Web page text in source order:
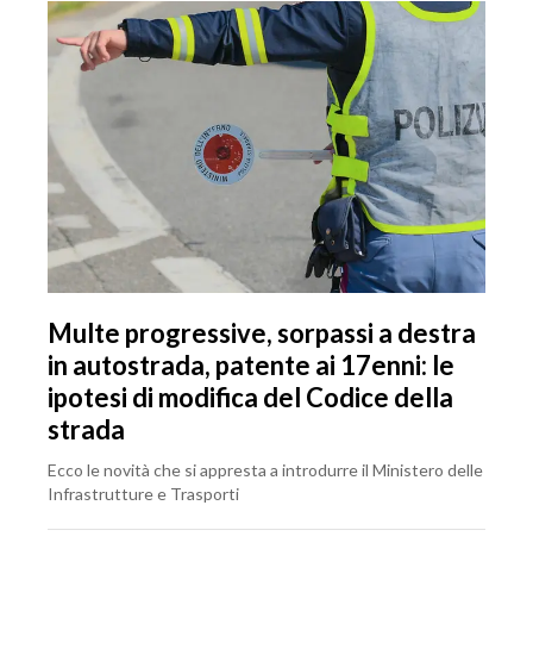
Multe progressive, sorpassi a destra
in autostrada, patente ai 17enni: le
ipotesi di modifica del Codice della
strada
Ecco le novità che si appresta a introdurre il Ministero delle
Infrastrutture e Trasporti